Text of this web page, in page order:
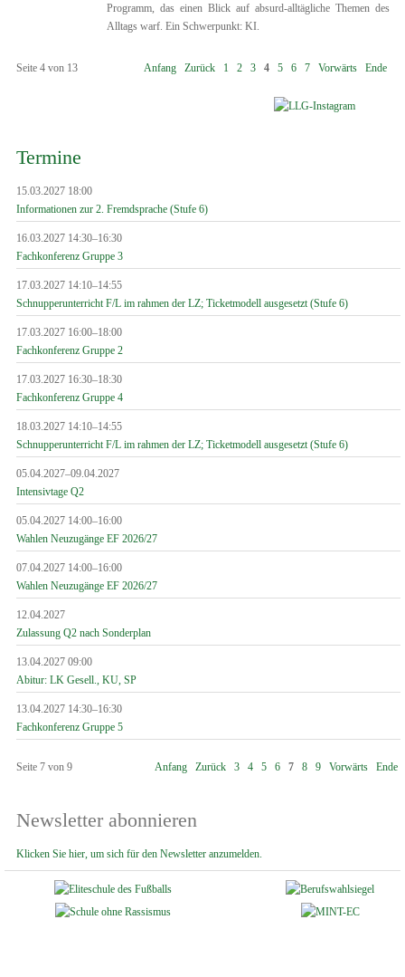
Programm, das einen Blick auf absurd-alltägliche Themen des
Alltags warf. Ein Schwerpunkt: KI.
Seite 4 von 13 Anfang Zurück 1 2 3 4 5 6 7 Vorwärts Ende
Termine
15.03.2027 18:00
Informationen zur 2. Fremdsprache (Stufe 6)
16.03.2027 14:30–16:30
Fachkonferenz Gruppe 3
17.03.2027 14:10–14:55
Schnupperunterricht F/L im rahmen der LZ; Ticketmodell ausgesetzt (Stufe 6)
17.03.2027 16:00–18:00
Fachkonferenz Gruppe 2
17.03.2027 16:30–18:30
Fachkonferenz Gruppe 4
18.03.2027 14:10–14:55
Schnupperunterricht F/L im rahmen der LZ; Ticketmodell ausgesetzt (Stufe 6)
05.04.2027–09.04.2027
Intensivtage Q2
05.04.2027 14:00–16:00
Wahlen Neuzugänge EF 2026/27
07.04.2027 14:00–16:00
Wahlen Neuzugänge EF 2026/27
12.04.2027
Zulassung Q2 nach Sonderplan
13.04.2027 09:00
Abitur: LK Gesell., KU, SP
13.04.2027 14:30–16:30
Fachkonferenz Gruppe 5
Seite 7 von 9 Anfang Zurück 3 4 5 6 7 8 9 Vorwärts Ende
Newsletter abonnieren
Klicken Sie hier, um sich für den Newsletter anzumelden.